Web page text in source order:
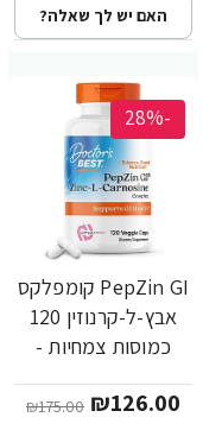
האם יש לך שאלה?
-28%
PepZin GI קומפלקס
אבץ-ל-קרנוזין 120
כמוסות צמחיות -
₪126.00
₪175.00